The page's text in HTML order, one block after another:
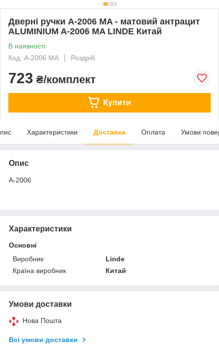
Дверні ручки A-2006 MA - матовий антрацит
ALUMINIUM A-2006 MA LINDE Китай
В наявності
Код: A-2006 MA
Роздріб
723 ₴/комплект
Купити
Характеристики Доставка Оплата Умови
Опис
A-2006
Характеристики
Основні
Виробник
Linde
Країна виробник
Китай
Умови доставки
Нова Пошта
Всі умови доставки